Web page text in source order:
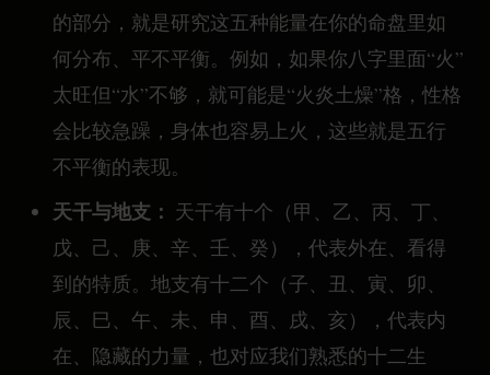
的部分，就是研究这五种能量在你的命盘里如
何分布、平不平衡。例如，如果你八字里面“火”
太旺但“水”不够，就可能是“火炎土燥”格，性格
会比较急躁，身体也容易上火，这些就是五行
不平衡的表现。
天干与地支： 天干有十个（甲、乙、丙、丁、
戊、己、庚、辛、壬、癸），代表外在、看得
到的特质。地支有十二个（子、丑、寅、卯、
辰、巳、午、未、申、酉、戌、亥），代表内
在、隐藏的力量，也对应我们熟悉的十二生